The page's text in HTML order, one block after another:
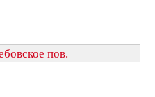
пов.